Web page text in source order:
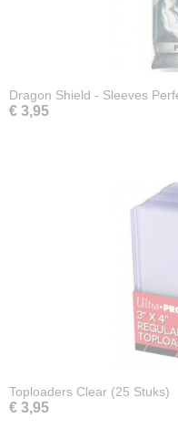
Dragon Shield - Sleeves
€ 3,95
Toploaders Clear (25 Stuks)
€ 3,95